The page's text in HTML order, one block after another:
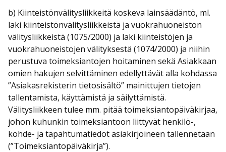
b) Kiinteistönvälitysliikkeitä koskeva lainsäädäntö, ml.
laki kiinteistönvälitysliikkeistä ja vuokrahuoneiston
välitysliikkeistä (1075/2000) ja laki kiinteistöjen ja
vuokrahuoneistojen välityksestä (1074/2000) ja niihin
perustuva toimeksiantojen hoitaminen sekä Asiakkaan
omien hakujen selvittäminen edellyttävät alla kohdassa
”Asiakasrekisterin tietosisältö” mainittujen tietojen
tallentamista, käyttämistä ja säilyttämistä.
Välitysliikkeen tulee mm. pitää toimeksiantopäiväkirjaa,
johon kuhunkin toimeksiantoon liittyvät henkilö-,
kohde- ja tapahtumatiedot asiakirjoineen tallennetaan
(”Toimeksiantopäiväkirja”).